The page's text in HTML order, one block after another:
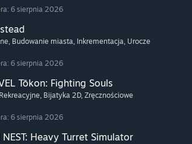
6 sierpnia 2026
, Budowanie miasta, Inkrementacja, Urocze
6 sierpnia 2026
Tōkon: Fighting Souls
, Bijatyka 2D, Zręcznościowe
6 sierpnia 2026
NEST: Heavy Turret Simulator